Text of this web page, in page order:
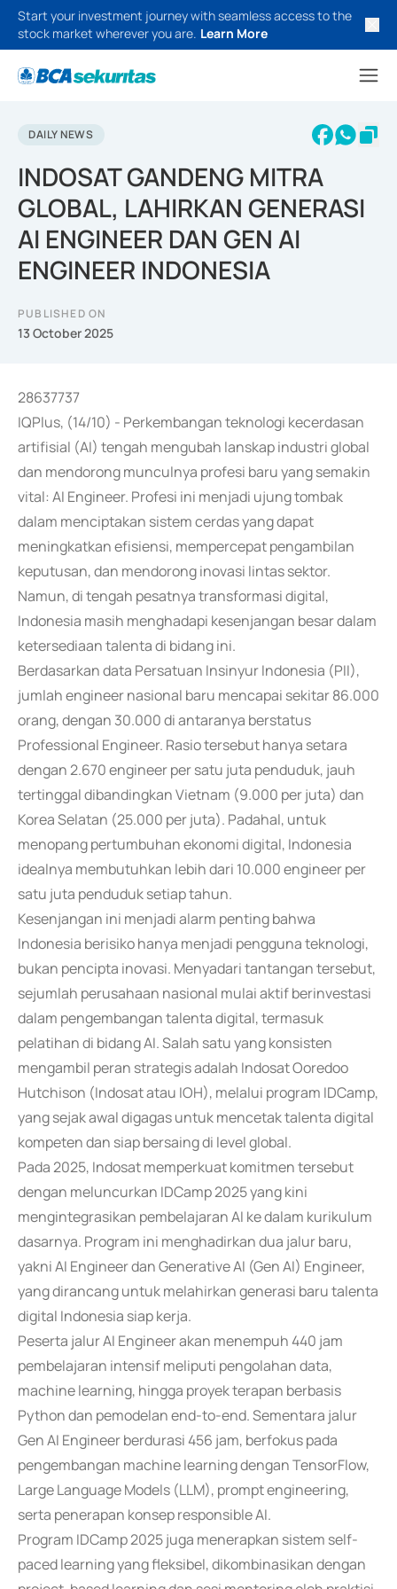
Start your investment journey with seamless access to the
stock market wherever you are. Learn More
DAILY NEWS
INDOSAT GANDENG MITRA
GLOBAL, LAHIRKAN GENERASI
AI ENGINEER DAN GEN AI
ENGINEER INDONESIA
PUBLISHED ON
13 October 2025
28637737
IQPlus, (14/10) - Perkembangan teknologi kecerdasan
artifisial (AI) tengah mengubah lanskap industri global
dan mendorong munculnya profesi baru yang semakin
vital: AI Engineer. Profesi ini menjadi ujung tombak
dalam menciptakan sistem cerdas yang dapat
meningkatkan efisiensi, mempercepat pengambilan
keputusan, dan mendorong inovasi lintas sektor.
Namun, di tengah pesatnya transformasi digital,
Indonesia masih menghadapi kesenjangan besar dalam
ketersediaan talenta di bidang ini.
Berdasarkan data Persatuan Insinyur Indonesia (PII),
jumlah engineer nasional baru mencapai sekitar 86.000
orang, dengan 30.000 di antaranya berstatus
Professional Engineer. Rasio tersebut hanya setara
dengan 2.670 engineer per satu juta penduduk, jauh
tertinggal dibandingkan Vietnam (9.000 per juta) dan
Korea Selatan (25.000 per juta). Padahal, untuk
menopang pertumbuhan ekonomi digital, Indonesia
idealnya membutuhkan lebih dari 10.000 engineer per
satu juta penduduk setiap tahun.
Kesenjangan ini menjadi alarm penting bahwa
Indonesia berisiko hanya menjadi pengguna teknologi,
bukan pencipta inovasi. Menyadari tantangan tersebut,
sejumlah perusahaan nasional mulai aktif berinvestasi
dalam pengembangan talenta digital, termasuk
pelatihan di bidang AI. Salah satu yang konsisten
mengambil peran strategis adalah Indosat Ooredoo
Hutchison (Indosat atau IOH), melalui program IDCamp,
yang sejak awal digagas untuk mencetak talenta digital
kompeten dan siap bersaing di level global.
Pada 2025, Indosat memperkuat komitmen tersebut
dengan meluncurkan IDCamp 2025 yang kini
mengintegrasikan pembelajaran AI ke dalam kurikulum
dasarnya. Program ini menghadirkan dua jalur baru,
yakni AI Engineer dan Generative AI (Gen AI) Engineer,
yang dirancang untuk melahirkan generasi baru talenta
digital Indonesia siap kerja.
Peserta jalur AI Engineer akan menempuh 440 jam
pembelajaran intensif meliputi pengolahan data,
machine learning, hingga proyek terapan berbasis
Python dan pemodelan end-to-end. Sementara jalur
Gen AI Engineer berdurasi 456 jam, berfokus pada
pengembangan machine learning dengan TensorFlow,
Large Language Models (LLM), prompt engineering,
serta penerapan konsep responsible AI.
Program IDCamp 2025 juga menerapkan sistem self-
paced learning yang fleksibel, dikombinasikan dengan